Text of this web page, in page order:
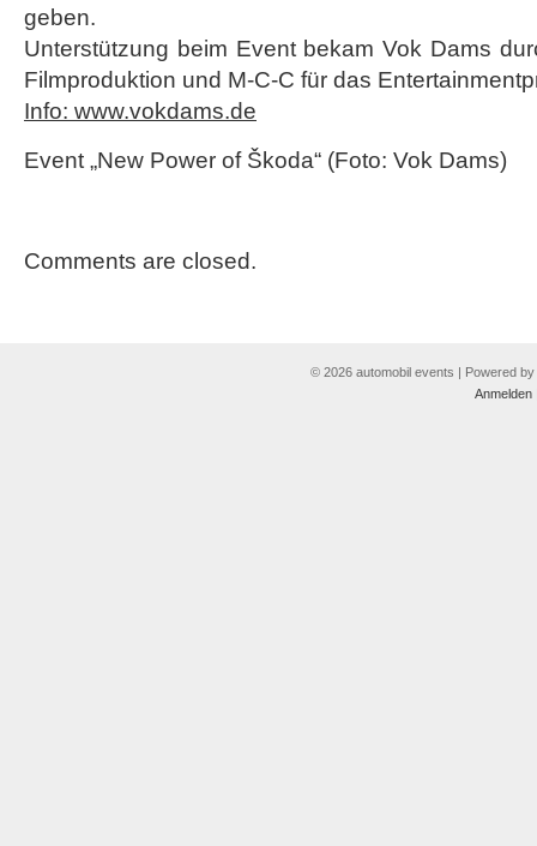
geben.
Unterstützung beim Event bekam Vok Dams
Filmproduktion und M-C-C für das
Info: www.vokdams.de
Event „New Power of Škoda“ (Foto: Vok Dams)
Comments are closed.
© 2026 automobil events | Powered by
Anmelden|